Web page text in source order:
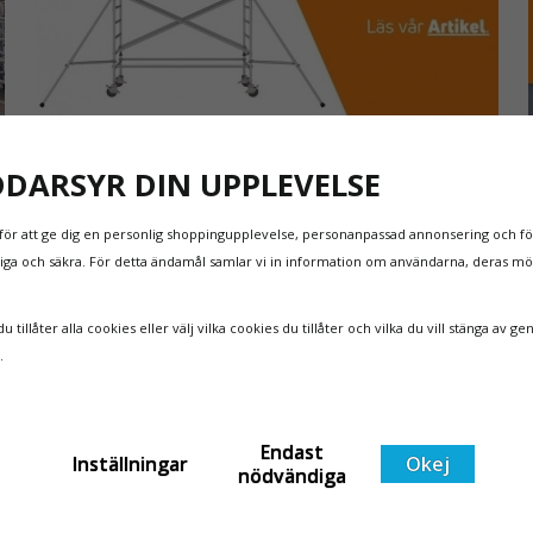
NYA REGLER FÖR RULLSTÄLLNING - AFS2023:9 &
EN1004:2020
Även om det kan verka högst osannolikt så är våra
regler för rullställning i Sverige slappare än de från
ändring på. Från och med 2025 träder nya
Läs mer om de nya reglerna!
DIN UPPLEVELSE
att ge dig en personlig shoppingupplevelse, personanpassad annonsering och
och säkra. För detta ändamål samlar vi in information om användarna, deras
tillåter alla cookies eller välj vilka cookies du tillåter och vilka du vill stänga av
Inställningar
Endast
nödvändiga
Okej